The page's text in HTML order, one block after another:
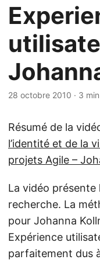
28 octobre 2010 · 3 min
Résumé de la
l’identité et de la
projets Agile –
La vidéo présente
recherche. La
pour Johanna
Expérience
parfaitement dus